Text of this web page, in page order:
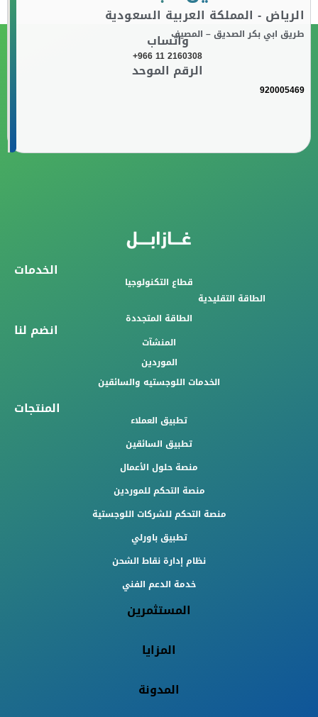
الرياض - المملكة العربية السعودية
طريق ابي بكر الصديق – المصيفواتساب
+966 11 2160308
الرقم الموحد
920005469
الخدمات
قطاع التكنولوجيا
الطاقة التقليدية
الطاقة المتجددة
انضم لنا
المنشآت
الموردين
الخدمات اللوجستيه والسائقين
المنتجات
تطبيق العملاء
تطبيق السائقين
منصة حلول الأعمال
منصة التحكم للموردين
منصة التحكم للشركات اللوجستية
تطبيق باورلي
نظام إدارة نقاط الشحن
خدمة الدعم الفني
المستثمرين
المزايا
المدونة